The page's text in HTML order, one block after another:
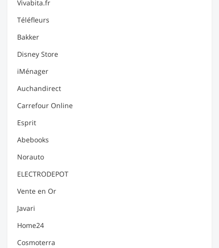
Vivabita.fr
Téléfleurs
Bakker
Disney Store
iMénager
Auchandirect
Carrefour Online
Esprit
Abebooks
Norauto
ELECTRODEPOT
Vente en Or
Javari
Home24
Cosmoterra